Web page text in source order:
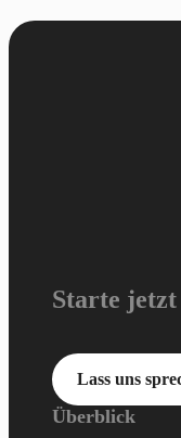
Starte
Lass uns
Überblick